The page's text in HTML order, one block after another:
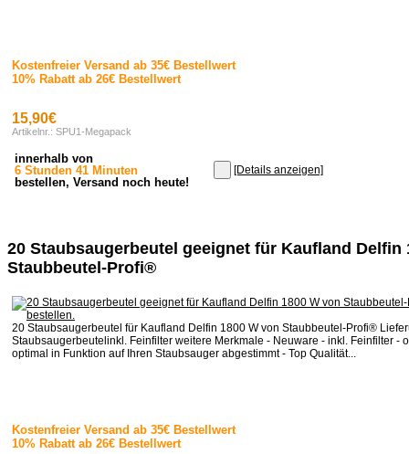
Kostenfreier Versand ab 35€ Bestellwert
10% Rabatt ab 26€ Bestellwert
15,90€
Artikelnr.: SPU1-Megapack
innerhalb von
6 Stunden 41 Minuten
bestellen, Versand noch heute!
[Details anzeigen]
20 Staubsaugerbeutel geeignet für Kaufland Delfin
Staubbeutel-Profi®
20 Staubsaugerbeutel für Kaufland Delfin 1800 W von Staubbeutel-Profi®
Staubsaugerbeutelinkl. Feinfilter weitere Merkmale - Neuware - inkl. Feinfilter -
optimal in Funktion auf Ihren Staubsauger abgestimmt - Top Qualität...
Kostenfreier Versand ab 35€ Bestellwert
10% Rabatt ab 26€ Bestellwert